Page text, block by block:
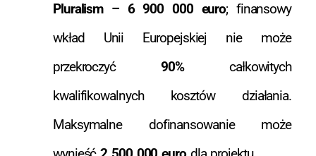
Pluralism – 6 900 000 euro; finansowy
wkład Unii Europejskiej nie może
przekroczyć90%całkowitych
kwalifikowalnych kosztów działania.
Maksymalne dofinansowanie może